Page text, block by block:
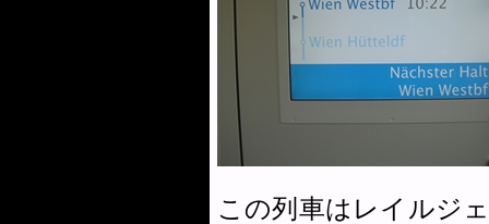
この列車はレイルジ